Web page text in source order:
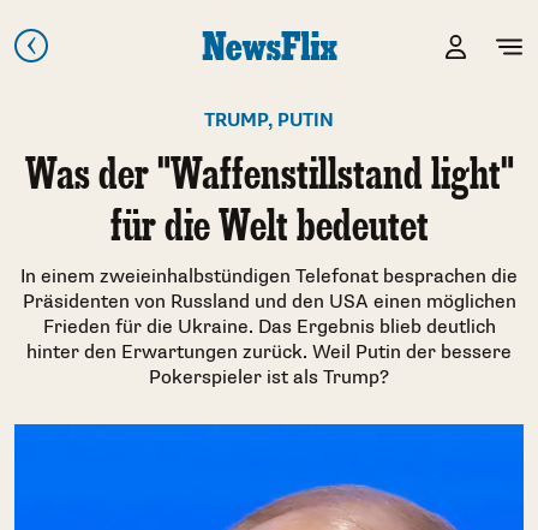
TRUMP, PUTIN
Was der "Waffenstillstand light"
für die Welt bedeutet
In einem zweieinhalbstündigen Telefonat besprachen die
Präsidenten von Russland und den USA einen möglichen
Frieden für die Ukraine. Das Ergebnis blieb deutlich
hinter den Erwartungen zurück. Weil Putin der bessere
Pokerspieler ist als Trump?